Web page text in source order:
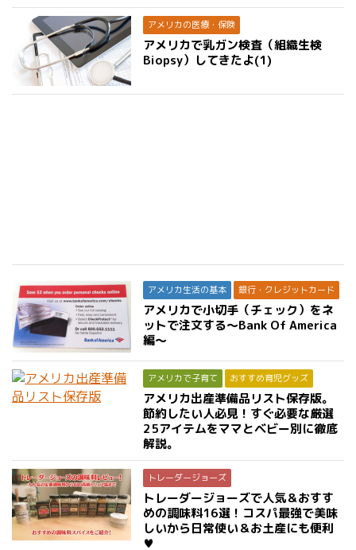
アメリカの医療・保険
アメリカで乳ガン検査（組織生検
Biopsy）してきたよ(1)
アメリカ生活の基本 銀行・クレジットカード
アメリカで小切手（チェック）をネ
ットで注文する〜Bank Of America
編〜
アメリカで子育て おすすめ育児グッズ
アメリカ出産準備品リスト保存版。
節約したい人必見！すぐ必要な厳選
25アイテムをママとベビー別に徹底
解説。
トレーダージョーズ
トレーダージョーズで人気＆おすす
めの調味料16選！コスパ最強で美味
しいから日常使い＆お土産にも便利
♥